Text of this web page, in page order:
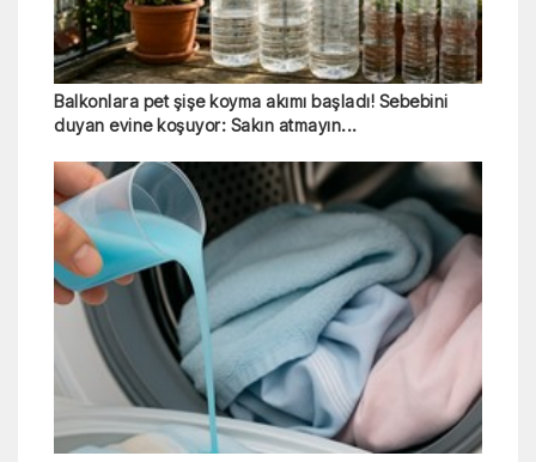
Balkonlara pet şişe koyma akımı başladı! Sebebini
duyan evine koşuyor: Sakın atmayın...